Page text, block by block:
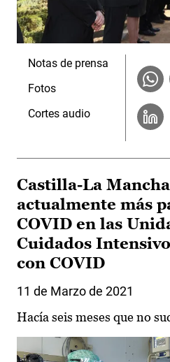
Notas de prensa
Fotos
Cortes audio
Castilla-La
actualmente más
COVID en las
Cuidados
con COVID
11 de Marzo de 2021
Hacía seis meses que no